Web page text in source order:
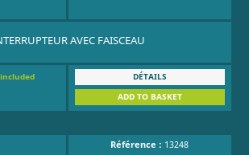
AVEC FAISCEAU
DÉTAILS
ADD TO BASKET
Référence : 13248